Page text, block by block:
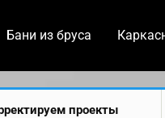
Бани из бруса
проекты